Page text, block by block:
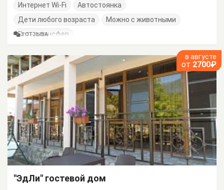
Интернет Wi-Fi
Автостоянка
Дети любого возраста
Можно с животными
Есть трансфер
3 ОТЗЫВА
в августе
от 2700₽
"ЭдЛи" гостевой дом